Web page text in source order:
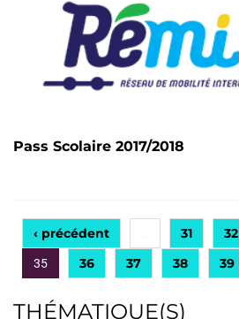
Pass Scolaire 2017/2018
‹ précédent 31 32
35 36 37 38 39
THÉMATIQUE(S)